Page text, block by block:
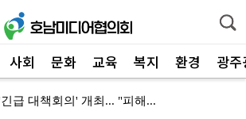
사회 문화 교육 복지 환경 광
급 대책회의' 개최... "피해...